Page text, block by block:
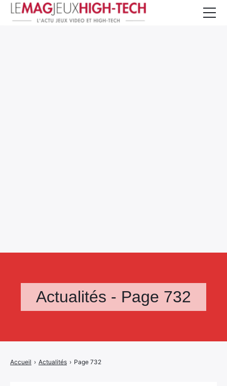
Actualités - Page 732
Accueil › Actualités › Page 732